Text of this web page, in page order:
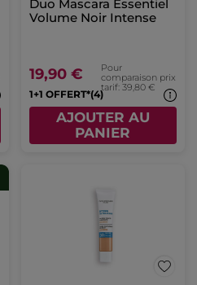
Duo Mascara Essentiel
Volume Noir Intense
19,90 €
Pour
comparaison prix
tarif: 39,80 €
1+1 OFFERT*(4)
AJOUTER AU
PANIER